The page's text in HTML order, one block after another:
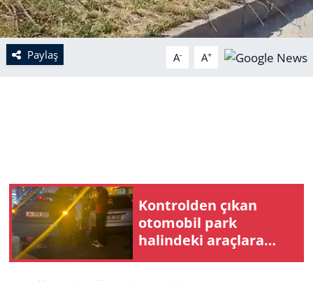
Paylaş A- A+
Kontrolden çıkan
otomobil park
halindeki araçlara
çarptı: 3 araçta hasar